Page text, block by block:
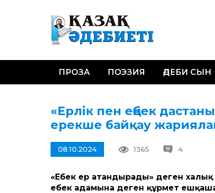
ПРОЗА ПОЭЗИЯ ӘДЕБИ СЫН
«Ерлік пен еңбек
ерекше байқау
08.10.2024 1365 4
«Еңбек ер атандырады» деген
еңбек адамына деген құрмет